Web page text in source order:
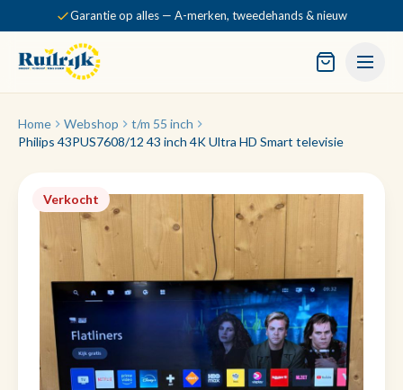
Garantie op alles — A-merken, tweedehands & nieuw
Home Webshop
t/m 55 inch
Philips 43PUS7608/12 43 inch 4K Ultra HD Smart televisie
Verkocht